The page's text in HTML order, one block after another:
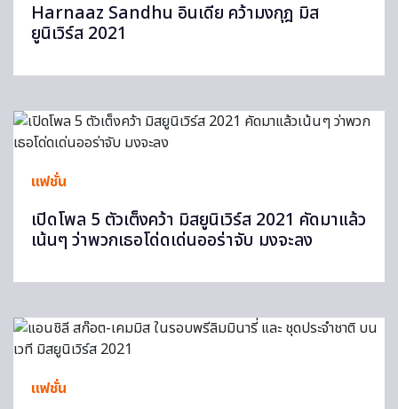
Harnaaz Sandhu อินเดีย คว้ามงกุฎ มิส
ยูนิเวิร์ส 2021
แฟชั่น
เปิดโพล 5 ตัวเต็งคว้า มิสยูนิเวิร์ส 2021 คัดมาแล้ว
เน้นๆ ว่าพวกเธอโด่ดเด่นออร่าจับ มงจะลง
แฟชั่น